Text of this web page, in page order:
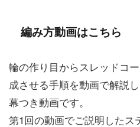
編み方動画はこちら
輪の作り目からスレッドコ
成させる手順を動画で解説
幕つき動画です。
第1回の動画でご説明したス